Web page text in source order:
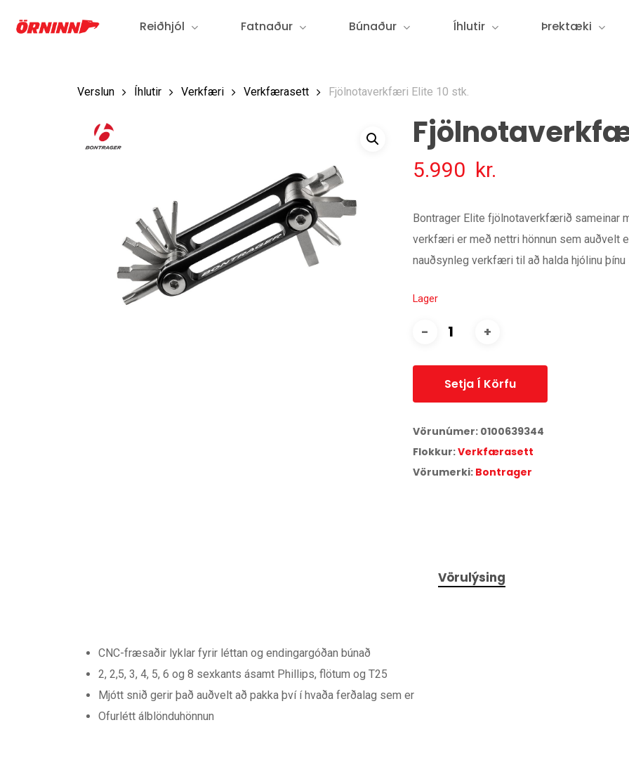
Reiðhjól Fatnaður Búnaður Íhlutir Þrektæki
Verslun Íhlutir Verkfæri Verkfærasett Fjölnotaverkfæri Elite 10 stk.
5.990 kr.
Bontrager Elite fjölnotaverkfærið sameinar
verkfæri er með nettri hönnun sem auðvelt
nauðsynleg verkfæri til að halda hjólinu þínu
Lager
Setja Í Körfu
Vörunúmer: 0100639344
Flokkur:Verkfærasett
Vörumerki: Bontrager
Vörulýsing
CNC-fræsaðir lyklar fyrir léttan og endingargóðan búnað
2, 2,5, 3, 4, 5, 6 og 8 sexkants ásamt Phillips, flötum og T25
Mjótt snið gerir það auðvelt að pakka því í hvaða ferðalag sem er
Ofurlétt álblönduhönnun